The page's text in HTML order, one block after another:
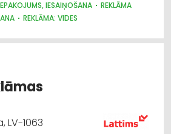
IESAIŅOŠANA
REKLĀMA
REKLĀMA: VIDES
SUVENĪRI, DĀVANAS
ATRIBŪTIKA
PAKALPOJUMI
LV-1063